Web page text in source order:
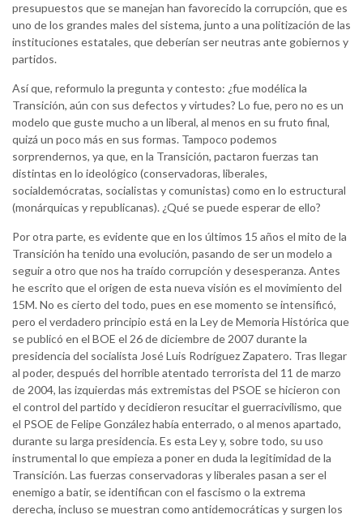
presupuestos que se manejan han favorecido la corrupción, que es
uno de los grandes males del sistema, junto a una politización de las
instituciones estatales, que deberían ser neutras ante gobiernos y
partidos.
Así que, reformulo la pregunta y contesto: ¿fue modélica la
Transición, aún con sus defectos y virtudes? Lo fue, pero no es un
modelo que guste mucho a un liberal, al menos en su fruto final,
quizá un poco más en sus formas. Tampoco podemos
sorprendernos, ya que, en la Transición, pactaron fuerzas tan
distintas en lo ideológico (conservadoras, liberales,
socialdemócratas, socialistas y comunistas) como en lo estructural
(monárquicas y republicanas). ¿Qué se puede esperar de ello?
Por otra parte, es evidente que en los últimos 15 años el mito de la
Transición ha tenido una evolución, pasando de ser un modelo a
seguir a otro que nos ha traído corrupción y desesperanza. Antes
he escrito que el origen de esta nueva visión es el movimiento del
15M. No es cierto del todo, pues en ese momento se intensificó,
pero el verdadero principio está en la Ley de Memoria Histórica que
se publicó en el BOE el 26 de diciembre de 2007 durante la
presidencia del socialista José Luis Rodríguez Zapatero. Tras llegar
al poder, después del horrible atentado terrorista del 11 de marzo
de 2004, las izquierdas más extremistas del PSOE se hicieron con
el control del partido y decidieron resucitar el guerracivilismo, que
el PSOE de Felipe González había enterrado, o al menos apartado,
durante su larga presidencia. Es esta Ley y, sobre todo, su uso
instrumental lo que empieza a poner en duda la legitimidad de la
Transición. Las fuerzas conservadoras y liberales pasan a ser el
enemigo a batir, se identifican con el fascismo o la extrema
derecha, incluso se muestran como antidemocráticas y surgen los